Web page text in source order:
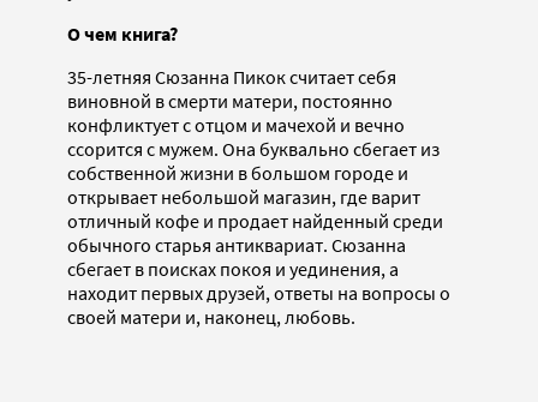
О чем книга?
35-летняя Сюзанна Пикок считает себя
виновной в смерти матери, постоянно
конфликтует с отцом и мачехой и вечно
ссорится с мужем. Она буквально сбегает из
собственной жизни в большом городе и
открывает небольшой магазин, где варит
отличный кофе и продает найденный среди
обычного старья антиквариат. Сюзанна
сбегает в поисках покоя и уединения, а
находит первых друзей, ответы на вопросы о
своей матери и, наконец, любовь.